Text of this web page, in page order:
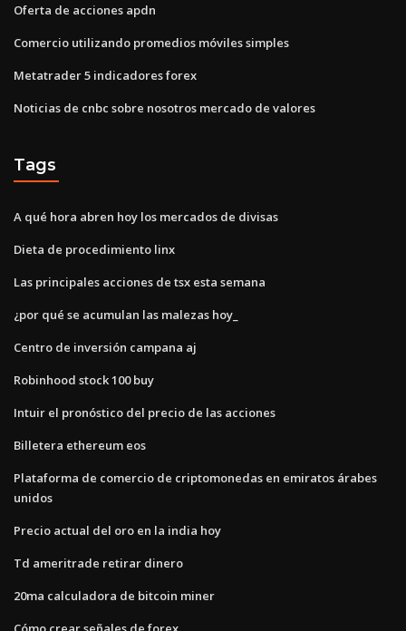
Oferta de acciones apdn
Comercio utilizando promedios móviles simples
Metatrader 5 indicadores forex
Noticias de cnbc sobre nosotros mercado de valores
Tags
A qué hora abren hoy los mercados de divisas
Dieta de procedimiento linx
Las principales acciones de tsx esta semana
¿por qué se acumulan las malezas hoy_
Centro de inversión campana aj
Robinhood stock 100 buy
Intuir el pronóstico del precio de las acciones
Billetera ethereum eos
Plataforma de comercio de criptomonedas en emiratos árabes
unidos
Precio actual del oro en la india hoy
Td ameritrade retirar dinero
20ma calculadora de bitcoin miner